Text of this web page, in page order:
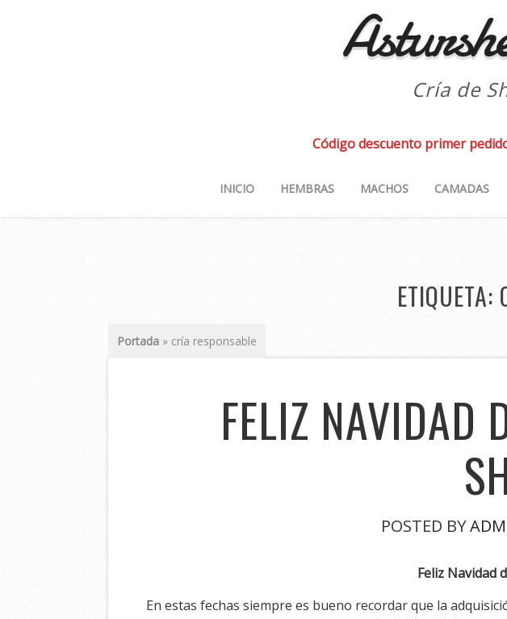
Cría de
Código descuento primer
INICIO HEMBRAS MACHOS CAMADAS
ETIQUETA:
Portada » cría responsable
FELIZ NAVIDAD
POSTED BY
Feliz Navidad
En estas fechas siempre es bueno recordar que la